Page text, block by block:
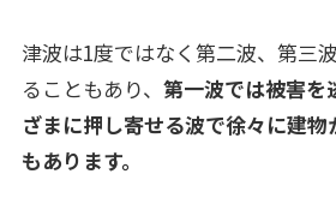
津波は1度ではなく第二波、第三
ることもあり、 第一波では被害を
ざまに押し寄せる波で徐々に建物
もあります。